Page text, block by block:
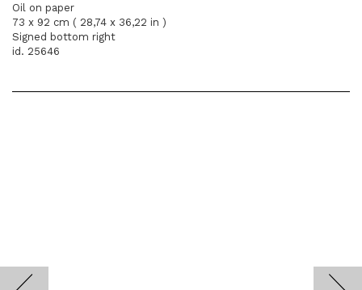
Oil on paper
73 x 92 cm ( 28,74 x 36,22 in )
Signed bottom right
id. 25646